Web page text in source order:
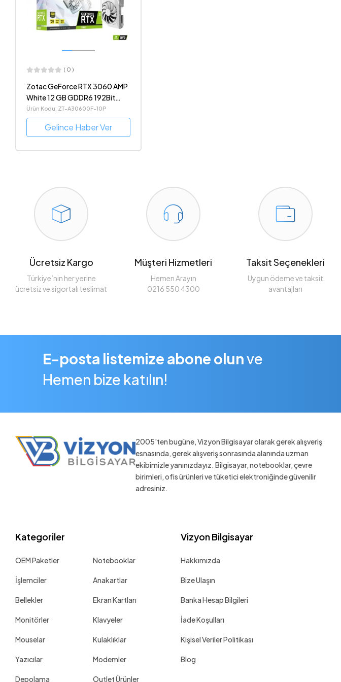
( 0 )
Zotac GeForce RTX 3060 AMP
White 12 GB GDDR6 192Bit
DX12 NVIDIA DLSS Beyaz Ekran
Kartı
Ürün Kodu: ZT-A30600F-10P
Gelince Haber Ver
Ücretsiz Kargo
Türkiye’nin her yerine
ücretsiz ve sigortalı teslimat
Müşteri Hizmetleri
Hemen Arayın
0216 550 4300
Taksit Seçenekleri
Uygun ödeme ve taksit
avantajları
E-posta listemize abone olunve
Hemen bize katılın!
2005'ten bugüne, Vizyon Bilgisayar olarak gerek alışveriş
esnasında, gerek alışveriş sonrasında alanında uzman
ekibimizle yanınızdayız. Bilgisayar, notebooklar, çevre
birimleri, ofis ürünleri ve tüketici elektroniğinde güvenilir
adresiniz.
Kategoriler
OEM Paketler Notebooklar
İşlemciler Anakartlar
Bellekler Ekran Kartları
Monitörler Klavyeler
Mouselar Kulaklıklar
Yazıcılar Modemler
Depolama Outlet Ürünler
Vizyon Bilgisayar
Hakkımızda
Bize Ulaşın
Banka Hesap Bilgileri
İade Koşulları
Kişisel Veriler Politikası
Blog